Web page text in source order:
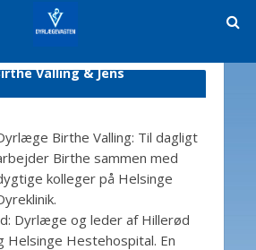
Valling & Jens
Birthe Valling: Til dagligt
Birthe sammen med
kolleger på Helsinge
Dyrlæge og leder af Hillerød
Helsinge Hestehospital. En